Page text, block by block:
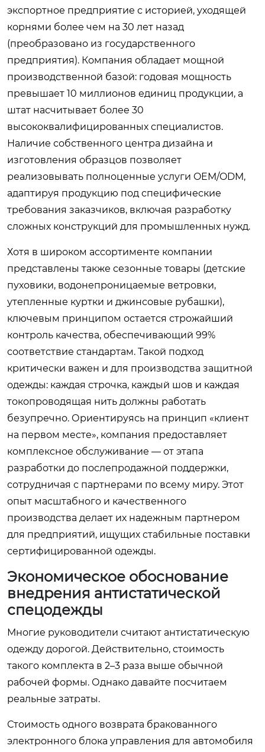
экспортное предприятие с историей, уходящей
корнями более чем на 30 лет назад
(преобразовано из государственного
предприятия). Компания обладает мощной
производственной базой: годовая мощность
превышает 10 миллионов единиц продукции, а
штат насчитывает более 30
высококвалифицированных специалистов.
Наличие собственного центра дизайна и
изготовления образцов позволяет
реализовывать полноценные услуги OEM/ODM,
адаптируя продукцию под специфические
требования заказчиков, включая разработку
сложных конструкций для промышленных нужд.
Хотя в широком ассортименте компании
представлены также сезонные товары (детские
пуховики, водонепроницаемые ветровки,
утепленные куртки и джинсовые рубашки),
ключевым принципом остается строжайший
контроль качества, обеспечивающий 99%
соответствие стандартам. Такой подход
критически важен и для производства защитной
одежды: каждая строчка, каждый шов и каждая
токопроводящая нить должны работать
безупречно. Ориентируясь на принцип «клиент
на первом месте», компания предоставляет
комплексное обслуживание — от этапа
разработки до послепродажной поддержки,
сотрудничая с партнерами по всему миру. Этот
опыт масштабного и качественного
производства делает их надежным партнером
для предприятий, ищущих стабильные поставки
сертифицированной одежды.
Экономическое обоснование
внедрения антистатической
спецодежды
Многие руководители считают антистатическую
одежду дорогой. Действительно, стоимость
такого комплекта в 2–3 раза выше обычной
рабочей формы. Однако давайте посчитаем
реальные затраты.
Стоимость одного возврата бракованного
электронного блока управления для автомобиля